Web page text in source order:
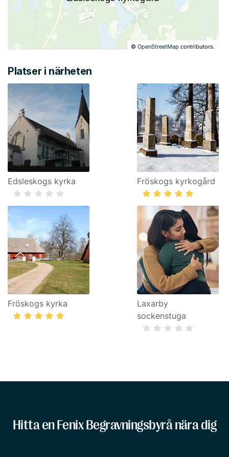
©OpenStreetMap contributors.
Platser i närheten
Edsleskogs kyrka Fröskogs kyrkogård
Fröskogs kyrka
Laxarby
sockenstuga
Hitta en Fenix Begravningsbyrå nära dig